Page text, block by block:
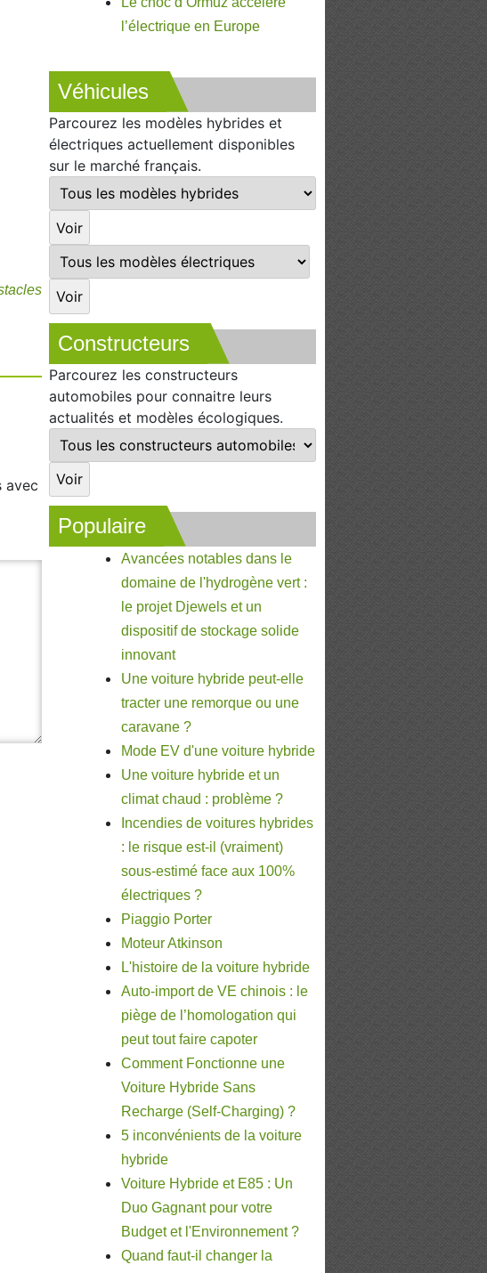
avec
l’électrique en Europe
Véhicules
Parcourez les modèles hybrides et
électriques actuellement disponibles
sur le marché français.
Constructeurs
Parcourez les constructeurs
automobiles pour connaitre leurs
actualités et modèles écologiques.
Populaire
Avancées notables dans le
domaine de l'hydrogène vert :
le projet Djewels et un
dispositif de stockage solide
innovant
Une voiture hybride peut-elle
tracter une remorque ou une
caravane ?
Mode EV d'une voiture hybride
Une voiture hybride et un
climat chaud : problème ?
Incendies de voitures hybrides
: le risque est-il (vraiment)
sous-estimé face aux 100%
électriques ?
Piaggio Porter
Moteur Atkinson
L'histoire de la voiture hybride
Auto-import de VE chinois : le
piège de l’homologation qui
peut tout faire capoter
Comment Fonctionne une
Voiture Hybride Sans
Recharge (Self-Charging) ?
5 inconvénients de la voiture
hybride
Voiture Hybride et E85 : Un
Duo Gagnant pour votre
Budget et l'Environnement ?
Quand faut-il changer la